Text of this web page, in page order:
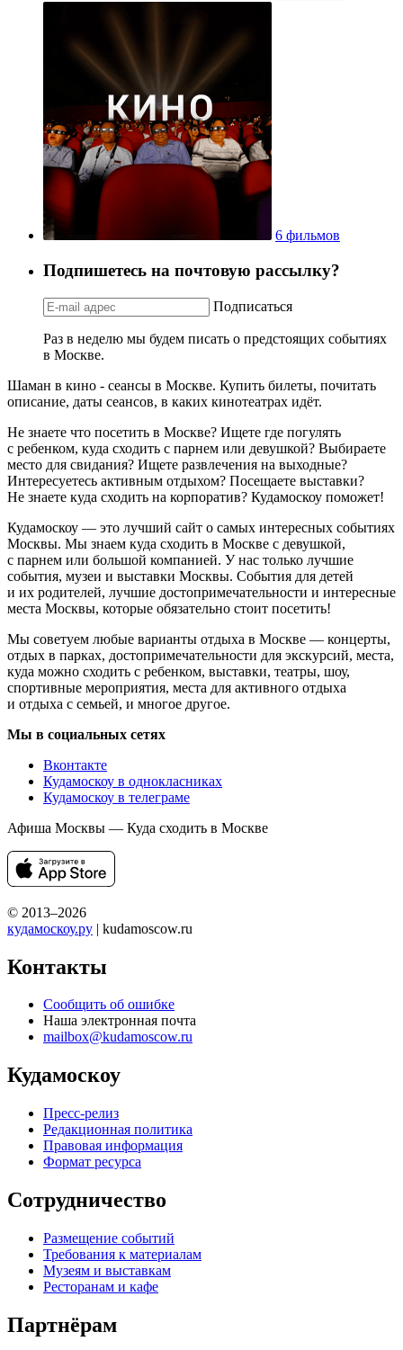
6 фильмов
Подпишетесь на почтовую рассылку?
Подписаться
Раз в неделю мы будем писать о предстоящих событиях
в Москве.
Шаман в кино - сеансы в Москве. Купить билеты, почитать
описание, даты сеансов, в каких кинотеатрах идёт.
Не знаете что посетить в Москве? Ищете где погулять
с ребенком, куда сходить с парнем или девушкой? Выбираете
место для свидания? Ищете развлечения на выходные?
Интересуетесь активным отдыхом? Посещаете выставки?
Не знаете куда сходить на корпоратив? Кудамоскоу поможет!
Кудамоскоу — это лучший сайт о самых интересных событиях
Москвы. Мы знаем куда сходить в Москве с девушкой,
с парнем или большой компанией. У нас только лучшие
события, музеи и выставки Москвы. События для детей
и их родителей, лучшие достопримечательности и интересные
места Москвы, которые обязательно стоит посетить!
Мы советуем любые варианты отдыха в Москве — концерты,
отдых в парках, достопримечательности для экскурсий, места,
куда можно сходить с ребенком, выставки, театры, шоу,
спортивные мероприятия, места для активного отдыха
и отдыха с семьей, и многое другое.
Мы в социальных сетях
Вконтакте
Кудамоскоу в однокласниках
Кудамоскоу в телеграме
Афиша Москвы — Куда сходить в Москве
© 2013–2026
кудамоскоу.ру | kudamoscow.ru
Контакты
Сообщить об ошибке
Наша электронная почта
mailbox@kudamoscow.ru
Кудамоскоу
Пресс-релиз
Редакционная политика
Правовая информация
Формат ресурса
Сотрудничество
Размещение событий
Требования к материалам
Музеям и выставкам
Ресторанам и кафе
Партнёрам